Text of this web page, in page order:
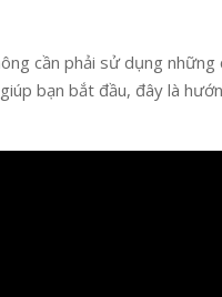
cần phải sử dụng
bạn bắt đầu, đây là